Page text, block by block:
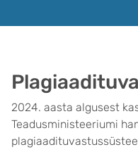
2024. aasta algusest
Teadusministeeriumi